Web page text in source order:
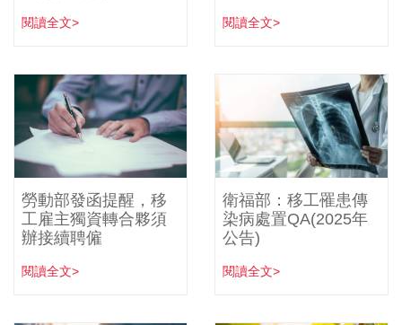
閱讀全文> 閱讀全文>
勞動部發函提醒，移
工雇主獨資轉合夥須
辦接續聘僱
閱讀全文>
衛福部：移工罹患傳
染病處置QA(2025年
公告)
閱讀全文>